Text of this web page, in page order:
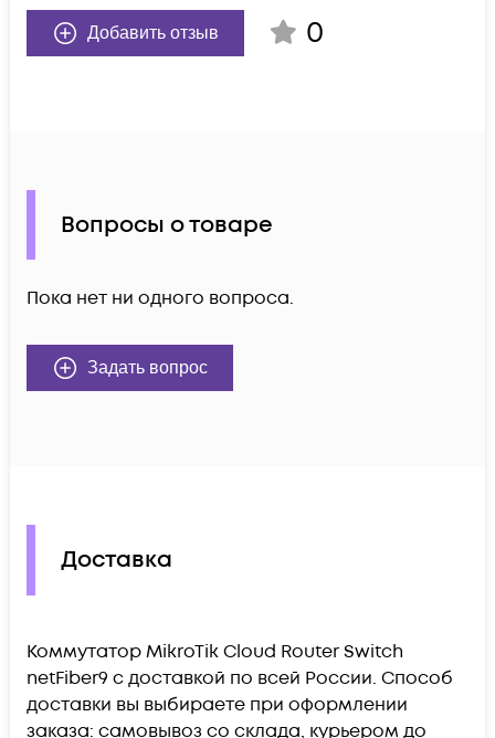
Добавить отзыв 0
Вопросы о товаре
Пока нет ни одного вопроса.
Задать вопрос
Доставка
Коммутатор MikroTik Cloud Router Switch
netFiber9 c доставкой по всей России. Способ
доставки вы выбираете при оформлении
заказа: самовывоз со склада, курьером до